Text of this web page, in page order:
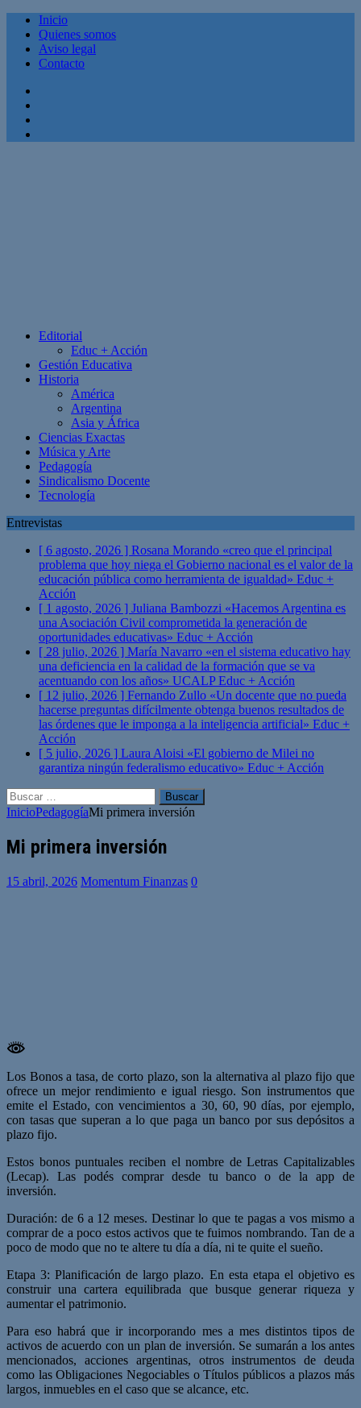
Inicio
Quienes somos
Aviso legal
Contacto
Editorial
Educ + Acción
Gestión Educativa
Historia
América
Argentina
Asia y África
Ciencias Exactas
Música y Arte
Pedagogía
Sindicalismo Docente
Tecnología
Entrevistas
[ 6 agosto, 2026 ] Rosana Morando «creo que el principal
problema que hoy niega el Gobierno nacional es el valor de la
educación pública como herramienta de igualdad» Educ +
Acción
[ 1 agosto, 2026 ] Juliana Bambozzi «Hacemos Argentina es
una Asociación Civil comprometida la generación de
oportunidades educativas» Educ + Acción
[ 28 julio, 2026 ] María Navarro «en el sistema educativo hay
una deficiencia en la calidad de la formación que se va
acentuando con los años» UCALPEduc + Acción
[ 12 julio, 2026 ] Fernando Zullo «Un docente que no pueda
hacerse preguntas difícilmente obtenga buenos resultados de
las órdenes que le imponga a la inteligencia artificial» Educ +
Acción
[ 5 julio, 2026 ] Laura Aloisi «El gobierno de Milei no
garantiza ningún federalismo educativo» Educ + Acción
Buscar:
InicioPedagogíaMi primera inversión
Mi primera inversión
15 abril, 2026 Momentum Finanzas 0
Los Bonos a tasa, de corto plazo, son la alternativa al plazo fijo que
ofrece un mejor rendimiento e igual riesgo. Son instrumentos que
emite el Estado, con vencimientos a 30, 60, 90 días, por ejemplo,
con tasas que superan a lo que paga un banco por sus depósitos a
plazo fijo.
Estos bonos puntuales reciben el nombre de Letras Capitalizables
(Lecap). Las podés comprar desde tu banco o de la app de
inversión.
Duración: de 6 a 12 meses. Destinar lo que te pagas a vos mismo a
comprar de a poco estos activos que te fuimos nombrando. Tan de a
poco de modo que no te altere tu día a día, ni te quite el sueño.
Etapa 3: Planificación de largo plazo. En esta etapa el objetivo es
construir una cartera equilibrada que busque generar riqueza y
aumentar el patrimonio.
Para eso habrá que ir incorporando mes a mes distintos tipos de
activos de acuerdo con un plan de inversión. Se sumarán a los antes
mencionados, acciones argentinas, otros instrumentos de deuda
como las Obligaciones Negociables o Títulos públicos a plazos más
largos, inmuebles en el caso que se alcance, etc.